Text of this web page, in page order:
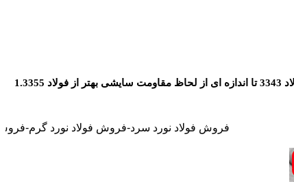
(AISI m2) فولاد ابزار تند بر آلیاژی با تنگستن – مولیبدن می باشد. فولاد 1.3343 نسخه با کربن بیشتر فولاد 3346 (AISI M1) میباشد. فولاد 3343 تا اندازه ای از لحاظ مقاومت سایشی بهتر از فولاد 1.3355
فروش فولاد نورد سرد-فروش فولاد نورد گرم-فروش فولاد نسوز-